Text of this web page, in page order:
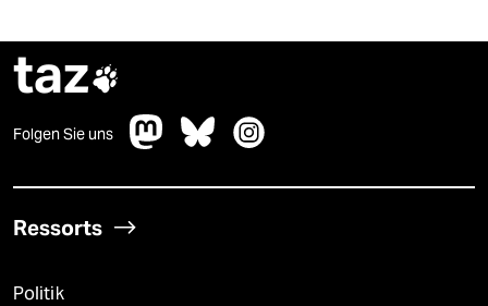
taz
Folgen Sie uns
Ressorts
Politik